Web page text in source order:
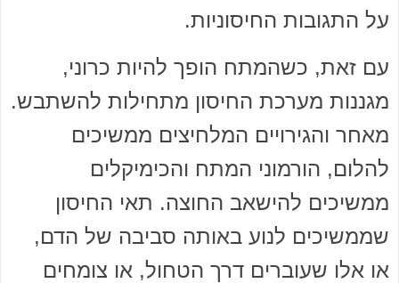
על התגובות החיסוניות.
עם זאת, כשהמתח הופך להיות כרוני,
מגננות מערכת החיסון מתחילות להשתבש.
מאחר והגירויים המלחיצים ממשיכים
להלום, הורמוני המתח והכימיקלים
ממשיכים להישאב החוצה. תאי החיסון
שממשיכים לנוע באותה סביבה של הדם,
או אלו שעוברים דרך הטחול, או צומחים